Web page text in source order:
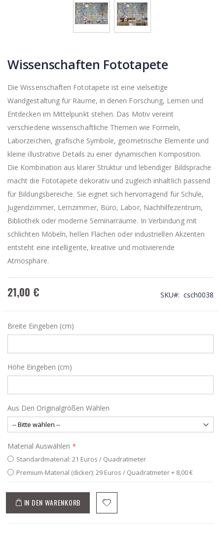
Wissenschaften Fototapete
Die Wissenschaften Fototapete ist eine vielseitige
Wandgestaltung für Räume, in denen Forschung, Lernen und
Entdecken im Mittelpunkt stehen. Das Motiv vereint
verschiedene wissenschaftliche Themen wie Formeln,
Laborzeichen, grafische Symbole, geometrische Elemente und
kleine illustrative Details zu einer dynamischen Komposition.
Die Kombination aus klarer Struktur und lebendiger Bildsprache
macht die Fototapete dekorativ und zugleich inhaltlich passend
für Bildungsbereiche. Sie eignet sich hervorragend für Schule,
Jugendzimmer, Lernzimmer, Büro, Labor, Nachhilfezentrum,
Bibliothek oder moderne Seminarräume. In Verbindung mit
schlichten Möbeln, hellen Flächen oder industriellen Akzenten
entsteht eine intelligente, kreative und motivierende
Atmosphäre.
21,00 € SKU csch0038
Breite Eingeben (cm)
Höhe Eingeben (cm)
Aus Den Originalgrößen Wählen
Material Auswählen
Standardmaterial: 21 Euros / Quadratmeter
Premium-Material (dicker): 29 Euros / Quadratmeter+ 8,00 €
IN DEN WARENKORB